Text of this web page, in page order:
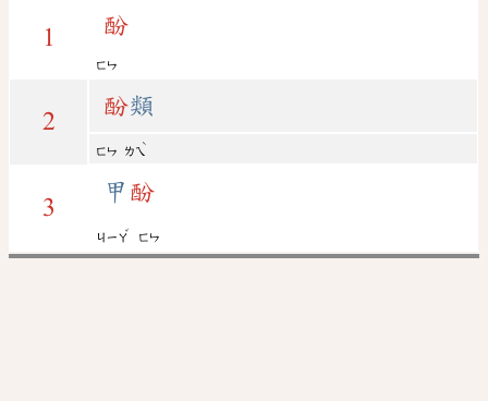
1 酚
ㄈㄣ
2
酚類
ㄈㄣ ㄌㄟ
ˋ
3
甲 酚
ㄐㄧㄚ
ˇ
ㄈㄣ